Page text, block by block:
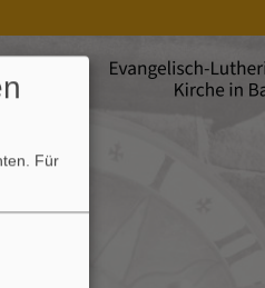
Für